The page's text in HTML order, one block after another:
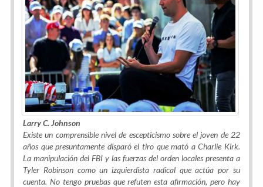
Larry C. Johnson
Existe un comprensible nivel de escepticismo sobre el joven de 22
años que presuntamente disparó el tiro que mató a Charlie Kirk.
La manipulación del FBI y las fuerzas del orden locales presenta a
Tyler Robinson como un izquierdista radical que actúa por su
cuenta. No tengo pruebas que refuten esta afirmación, pero hay